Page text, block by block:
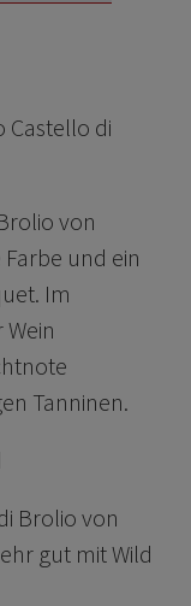
Castello di
von
und ein
Im
Tanninen.
Brolio von
gut mit Wild